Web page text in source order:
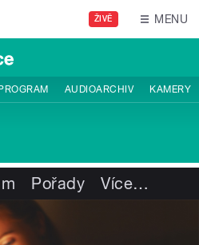
ŽIVĚ MENU
PROGRAM AUDIOARCHIV KAMERY
Pořady Více…